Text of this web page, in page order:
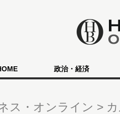
政治・経済
ス・オンライン